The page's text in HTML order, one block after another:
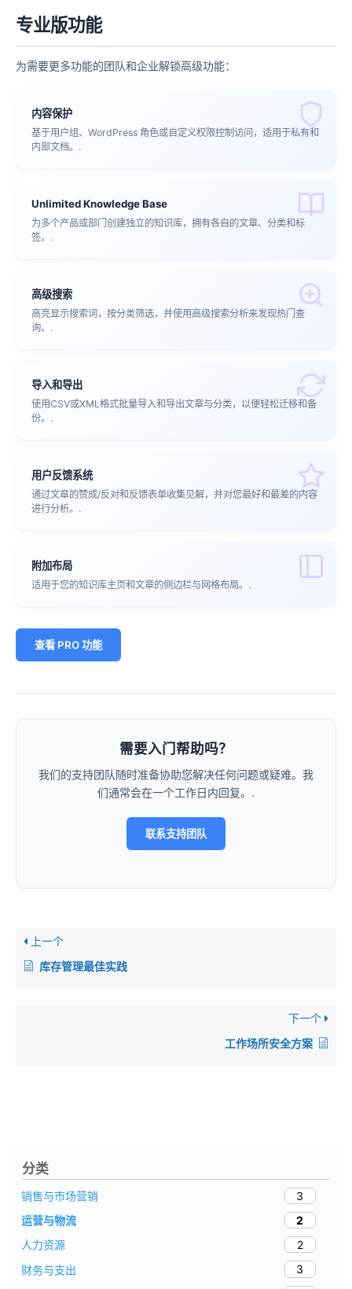
分类
销售与市场营销
3
运营与物流
2
人力资源
2
财务与支出
3
专业版功能
为需要更多功能的团队和企业解锁高级功能：
内容保护
基于用户组、WordPress 角色或自定义权限控制访问，适用于私有和
内部文档。.
Unlimited Knowledge Base
为多个产品或部门创建独立的知识库，拥有各自的文章、分类和标
签。.
高级搜索
高亮显示搜索词，按分类筛选，并使用高级搜索分析来发现热门查
询。.
导入和导出
使用CSV或XML格式批量导入和导出文章与分类，以便轻松迁移和备
份。.
用户反馈系统
通过文章的赞成/反对和反馈表单收集见解，并对您最好和最差的内容
进行分析。.
附加布局
适用于您的知识库主页和文章的侧边栏与网格布局。.
查看 PRO 功能
需要入门帮助吗？
我们的支持团队随时准备协助您解决任何问题或疑难。我
们通常会在一个工作日内回复。.
联系支持团队
上一个
库存管理最佳实践
下一个
工作场所安全方案